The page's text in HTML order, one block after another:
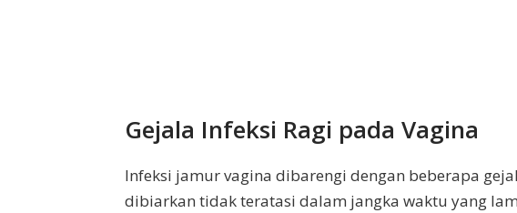
Gejala Infeksi Ragi pada Vagina
Infeksi jamur vagina dibarengi dengan beberapa
dibiarkan tidak teratasi dalam jangka waktu yang